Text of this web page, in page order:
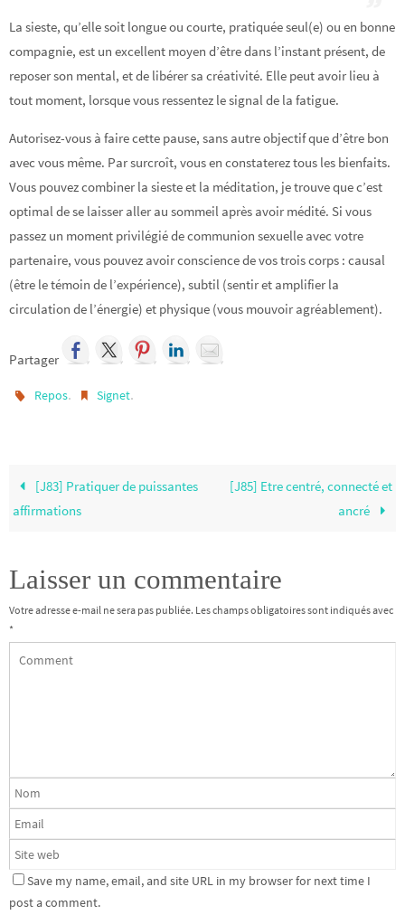
La sieste, qu’elle soit longue ou courte, pratiquée seul(e) ou en bonne
compagnie, est un excellent moyen d’être dans l’instant présent, de
reposer son mental, et de libérer sa créativité. Elle peut avoir lieu à
tout moment, lorsque vous ressentez le signal de la fatigue.
Autorisez-vous à faire cette pause, sans autre objectif que d’être bon
avec vous même. Par surcroît, vous en constaterez tous les bienfaits.
Vous pouvez combiner la sieste et la méditation, je trouve que c’est
optimal de se laisser aller au sommeil après avoir médité. Si vous
passez un moment privilégié de communion sexuelle avec votre
partenaire, vous pouvez avoir conscience de vos trois corps : causal
(être le témoin de l’expérience), subtil (sentir et amplifier la
circulation de l’énergie) et physique (vous mouvoir agréablement).
Partager
Repos. Signet.
[J83] Pratiquer de puissantes
affirmations
[J85] Etre centré, connecté et
ancré
Laisser un commentaire
Votre adresse e-mail ne sera pas publiée. Les champs obligatoires sont indiqués avec
*
Save my name, email, and site URL in my browser for next time I
post a comment.